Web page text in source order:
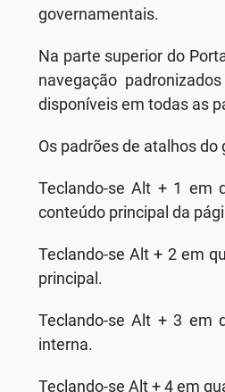
governamentais.
Na parte superior do
navegação
disponíveis em todas as
Os padrões de atalhos do
Teclando-se Alt + 1 em
conteúdo principal da
Teclando-se Alt + 2 em
principal.
Teclando-se Alt + 3 em
interna.
Teclando-se Alt + 4 em